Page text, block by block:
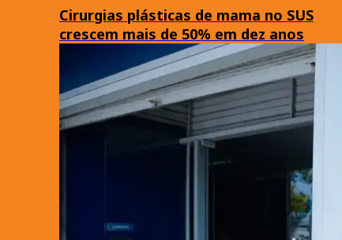
Cirurgias plásticas de mama no SUS
crescem mais de 50% em dez anos